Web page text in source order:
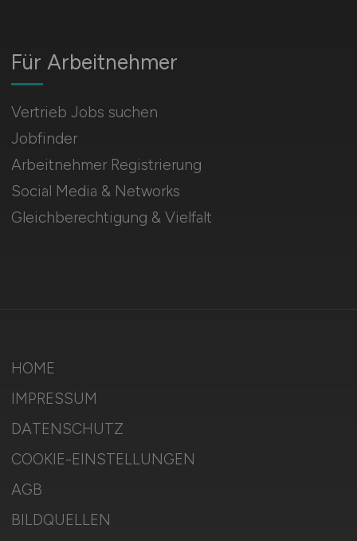
Für Arbeitnehmer
Vertrieb Jobs suchen
Jobfinder
Arbeitnehmer Registrierung
Social Media & Networks
Gleichberechtigung & Vielfalt
HOME
IMPRESSUM
DATENSCHUTZ
COOKIE-EINSTELLUNGEN
AGB
BILDQUELLEN